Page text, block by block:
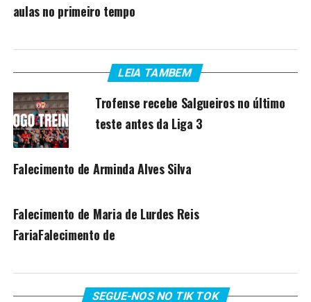
aulas no primeiro tempo
LEIA TAMBEM
Trofense recebe Salgueiros no último
teste antes da Liga 3
Falecimento de Arminda Alves Silva
Falecimento de Maria de Lurdes Reis
FariaFalecimento de
SEGUE-NOS NO TIK TOK